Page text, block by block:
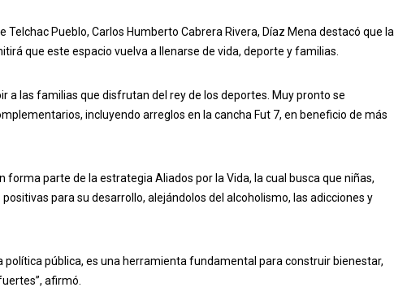
Pueblo, Carlos Humberto Cabrera Rivera, Díaz Mena destacó que la
que este espacio vuelva a llenarse de vida, deporte y familias.
a las familias que disfrutan del rey de los deportes. Muy pronto se
incluyendo arreglos en la cancha Fut 7, en beneficio de más
forma parte de la estrategia Aliados por la Vida, la cual busca que niñas,
para su desarrollo, alejándolos del alcoholismo, las adicciones y
política pública, es una herramienta fundamental para construir bienestar,
afirmó.